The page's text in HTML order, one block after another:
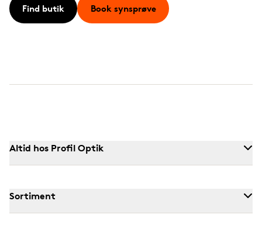
Find butik Book synsprøve
Altid hos Profil Optik
Sortiment